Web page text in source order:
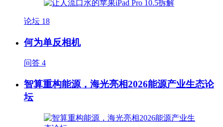
论坛 18
何为单反相机
问答 4
智算重构能源，海光亮相2026能源产业生态论
坛